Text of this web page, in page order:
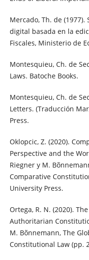
Mercado, Th. de
digital basada en la
Fiscales, Ministerio de
Montesquieu, Ch. de
Laws. Batoche Books.
Montesquieu, Ch. de
Letters. (Traducción
Press.
Oklopcic, Z. (2020).
Perspective and the
Riegner y M.
Comparative
University Press.
Ortega, R. N. (2020).
Authoritarian
M. Bõnnemann, The
Constitutional Law (pp.